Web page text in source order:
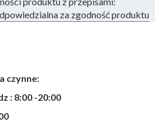
za zgodność produktu
czynne:
: 8:00 -20:00